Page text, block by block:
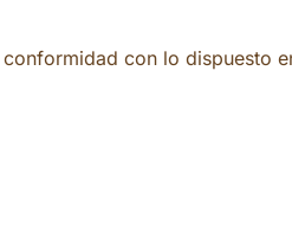
con lo dispuesto